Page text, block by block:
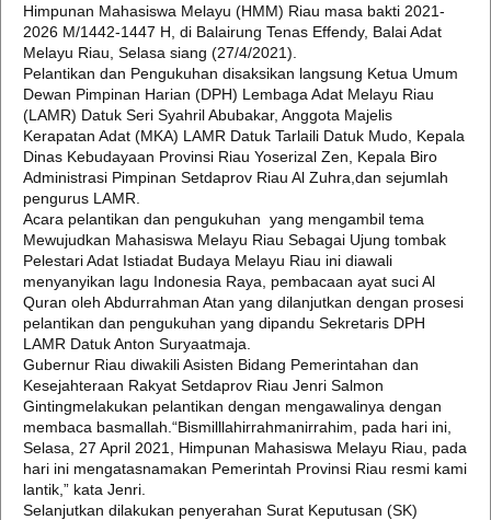
Himpunan Mahasiswa Melayu (HMM) Riau masa bakti 2021-
2026 M/1442-1447 H, di Balairung Tenas Effendy, Balai Adat
Melayu Riau, Selasa siang (27/4/2021).
Pelantikan dan Pengukuhan disaksikan langsung Ketua Umum
Dewan Pimpinan Harian (DPH) Lembaga Adat Melayu Riau
(LAMR) Datuk Seri Syahril Abubakar, Anggota Majelis
Kerapatan Adat (MKA) LAMR Datuk Tarlaili Datuk Mudo, Kepala
Dinas Kebudayaan Provinsi Riau Yoserizal Zen, Kepala Biro
Administrasi Pimpinan Setdaprov Riau Al Zuhra,dan sejumlah
pengurus LAMR.
Acara pelantikan dan pengukuhan yang mengambil tema
Mewujudkan Mahasiswa Melayu Riau Sebagai Ujung tombak
Pelestari Adat Istiadat Budaya Melayu Riau ini diawali
menyanyikan lagu Indonesia Raya, pembacaan ayat suci Al
Quran oleh Abdurrahman Atan yang dilanjutkan dengan prosesi
pelantikan dan pengukuhan yang dipandu Sekretaris DPH
LAMR Datuk Anton Suryaatmaja.
Gubernur Riau diwakili Asisten Bidang Pemerintahan dan
Kesejahteraan Rakyat Setdaprov Riau Jenri Salmon
Gintingmelakukan pelantikan dengan mengawalinya dengan
membaca basmallah.“Bismilllahirrahmanirrahim, pada hari ini,
Selasa, 27 April 2021, Himpunan Mahasiswa Melayu Riau, pada
hari ini mengatasnamakan Pemerintah Provinsi Riau resmi kami
lantik,” kata Jenri.
Selanjutkan dilakukan penyerahan Surat Keputusan (SK)